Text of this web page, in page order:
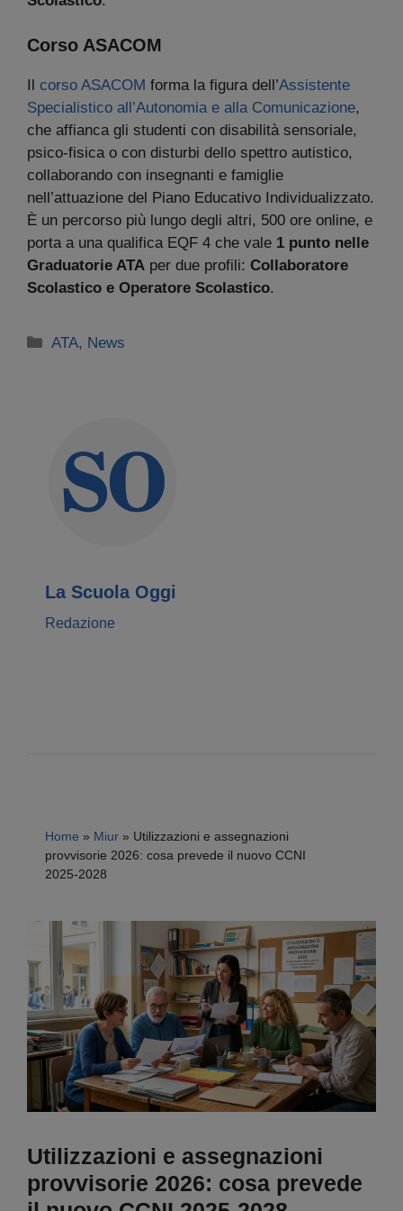
Corso ASACOM
corso ASACOM forma la figura dell’Assistente
Specialistico all’Autonomia e alla Comunicazione,
che affianca gli studenti con disabilità sensoriale,
psico-fisica o con disturbi dello spettro autistico,
collaborando con insegnanti e famiglie
nell’attuazione del Piano Educativo Individualizzato.
È un percorso più lungo degli altri, 500 ore online, e
porta a una qualifica EQF 4 che vale 1 punto nelle
Graduatorie ATA per due profili: Collaboratore
Scolastico e Operatore Scolastico.
Categorie
ATA, News
La Scuola Oggi
Redazione
Home » Miur » Utilizzazioni e assegnazioni
provvisorie 2026: cosa prevede il nuovo CCNI
2025-2028
Utilizzazioni e assegnazioni
provvisorie 2026: cosa prevede